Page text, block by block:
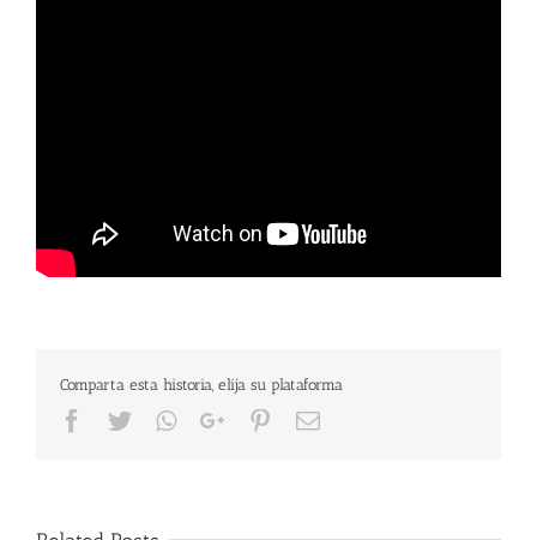
Comparta esta historia, elija su plataforma
Facebook
TwitterWhatsapp
Google+Pinterest
Email